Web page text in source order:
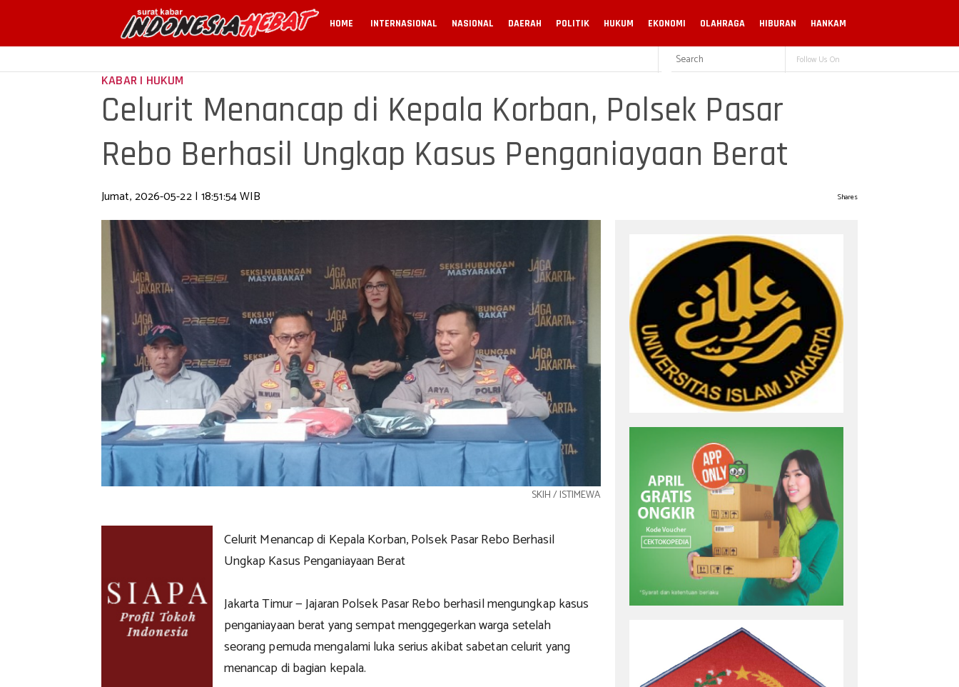
HOME INTERNASIONAL NASIONAL DAERAH POLITIK HUKUM EKONOMI OLAHRAGA HIBURAN HANKAM
Follow Us On
KABAR | HUKUM
Celurit Menancap di Kepala Korban, Polsek Pasar
Rebo Berhasil Ungkap Kasus Penganiayaan Berat
Jumat, 2026-05-22 | 18:51:54 WIB Shares
SKIH / ISTIMEWA
Celurit Menancap di Kepala Korban, Polsek Pasar Rebo Berhasil
Ungkap Kasus Penganiayaan Berat
Jakarta Timur — Jajaran Polsek Pasar Rebo berhasil mengungkap kasus
penganiayaan berat yang sempat menggegerkan warga setelah
seorang pemuda mengalami luka serius akibat sabetan celurit yang
menancap di bagian kepala.